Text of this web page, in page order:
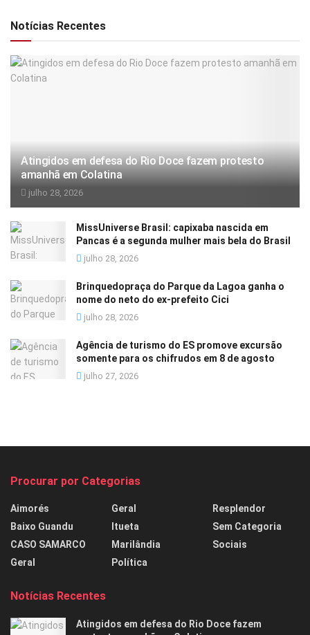
Notícias Recentes
Atingidos em defesa do Rio Doce fazem protesto
amanhã em Colatina
julho 28, 2026
MissUniverse Brasil: capixaba nascida em
Pancas é a segunda mulher mais bela do Brasil
julho 28, 2026
Brinquedopraça do Parque da Lagoa ganha o
nome do neto do ex-prefeito Cici
julho 28, 2026
Agência de turismo do ES promove excursão
somente para os chifrudos em 8 de agosto
julho 27, 2026
Procurar por Categorias
Aimorés
Baixo Guandu
CASO SAMARCO
Geral
Geral
Itueta
Marilândia
Política
Resplendor
Sem Categoria
Sociais
Notícias Recentes
Atingidos em defesa do Rio Doce fazem